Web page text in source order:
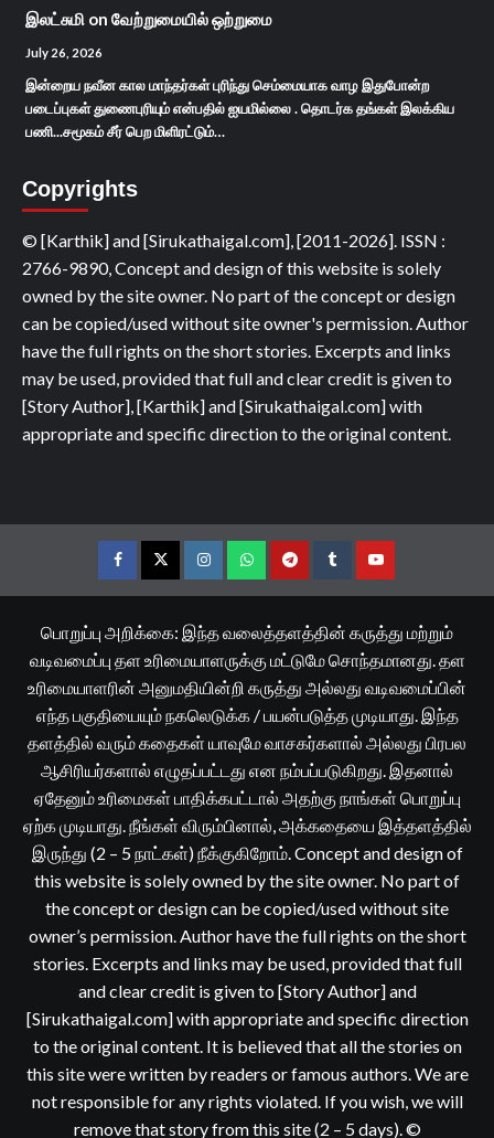
இலட்சுமி on வேற்றுமையில் ஒற்றுமை
July 26, 2026
இன்றைய நவீன கால மாந்தர்கள் புரிந்து செம்மையாக வாழ இதுபோன்ற
படைப்புகள் துணைபுரியும் என்பதில் ஐயமில்லை . தொடர்க தங்கள் இலக்கிய
பணி...சமூகம் சீர் பெற மிளிரட்டும்…
Copyrights
© [Karthik] and [Sirukathaigal.com], [2011-2026]. ISSN :
2766-9890, Concept and design of this website is solely
owned by the site owner. No part of the concept or design
can be copied/used without site owner's permission. Author
have the full rights on the short stories. Excerpts and links
may be used, provided that full and clear credit is given to
[Story Author], [Karthik] and [Sirukathaigal.com] with
appropriate and specific direction to the original content.
FacebookTwitterInstagramWhatsappTelegramTumblrYouTube
பொறுப்பு அறிக்கை: இந்த வலைத்தளத்தின் கருத்து மற்றும்
வடிவமைப்பு தள உரிமையாளருக்கு மட்டுமே சொந்தமானது. தள
உரிமையாளரின் அனுமதியின்றி கருத்து அல்லது வடிவமைப்பின்
எந்த பகுதியையும் நகலெடுக்க / பயன்படுத்த முடியாது. இந்த
தளத்தில் வரும் கதைகள் யாவுமே வாசகர்களால் அல்லது பிரபல
ஆசிரியர்களால் எழுதப்பட்டது என நம்பப்படுகிறது. இதனால்
ஏதேனும் உரிமைகள் பாதிக்கபட்டால் அதற்கு நாங்கள் பொறுப்பு
ஏற்க முடியாது. நீங்கள் விரும்பினால், அக்கதையை இத்தளத்தில்
இருந்து (2 – 5 நாட்கள்) நீக்குகிறோம். Concept and design of
this website is solely owned by the site owner. No part of
the concept or design can be copied/used without site
owner’s permission. Author have the full rights on the short
stories. Excerpts and links may be used, provided that full
and clear credit is given to [Story Author] and
[Sirukathaigal.com] with appropriate and specific direction
to the original content. It is believed that all the stories on
this site were written by readers or famous authors. We are
not responsible for any rights violated. If you wish, we will
remove that story from this site (2 – 5 days). ©